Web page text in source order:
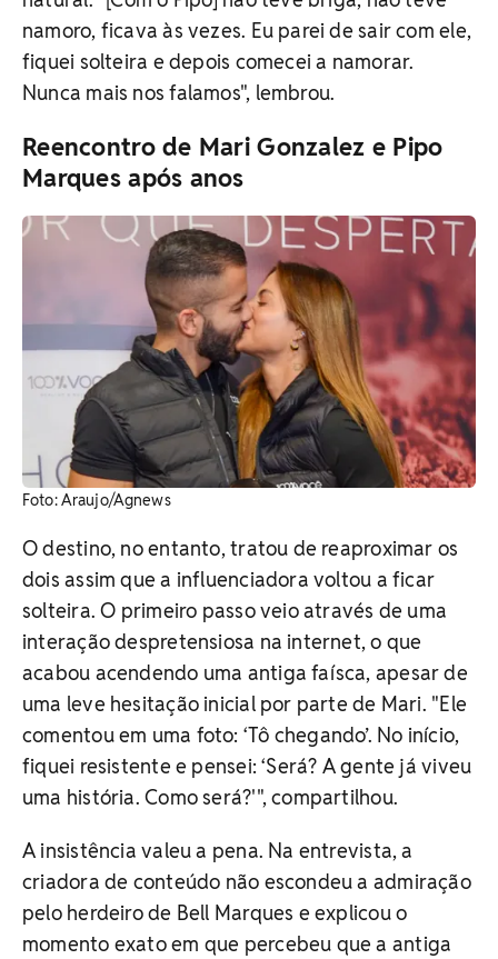
namoro, ficava às vezes. Eu parei de sair com ele,
fiquei solteira e depois comecei a namorar.
Nunca mais nos falamos", lembrou.
Reencontro de Mari Gonzalez e Pipo
Marques após anos
Foto: Araujo/Agnews
O destino, no entanto, tratou de reaproximar os
dois assim que a influenciadora voltou a ficar
solteira. O primeiro passo veio através de uma
interação despretensiosa na internet, o que
acabou acendendo uma antiga faísca, apesar de
uma leve hesitação inicial por parte de Mari. "Ele
comentou em uma foto: ‘Tô chegando’. No início,
fiquei resistente e pensei: ‘Será? A gente já viveu
uma história. Como será?'", compartilhou.
A insistência valeu a pena. Na entrevista, a
criadora de conteúdo não escondeu a admiração
pelo herdeiro de Bell Marques e explicou o
momento exato em que percebeu que a antiga